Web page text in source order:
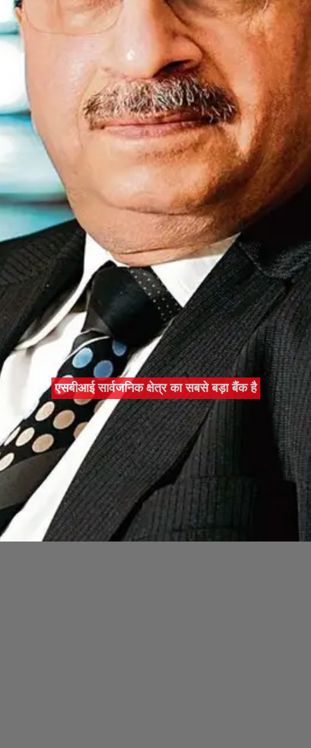
एसबीआई सार्वजनिक क्षेत्र का सबसे बड़ा बैंक है